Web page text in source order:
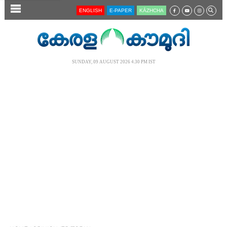
SECTIONS ENGLISH E-PAPER KĀZHCHA
SUNDAY, 09 AUGUST 2026 4.30 PM IST